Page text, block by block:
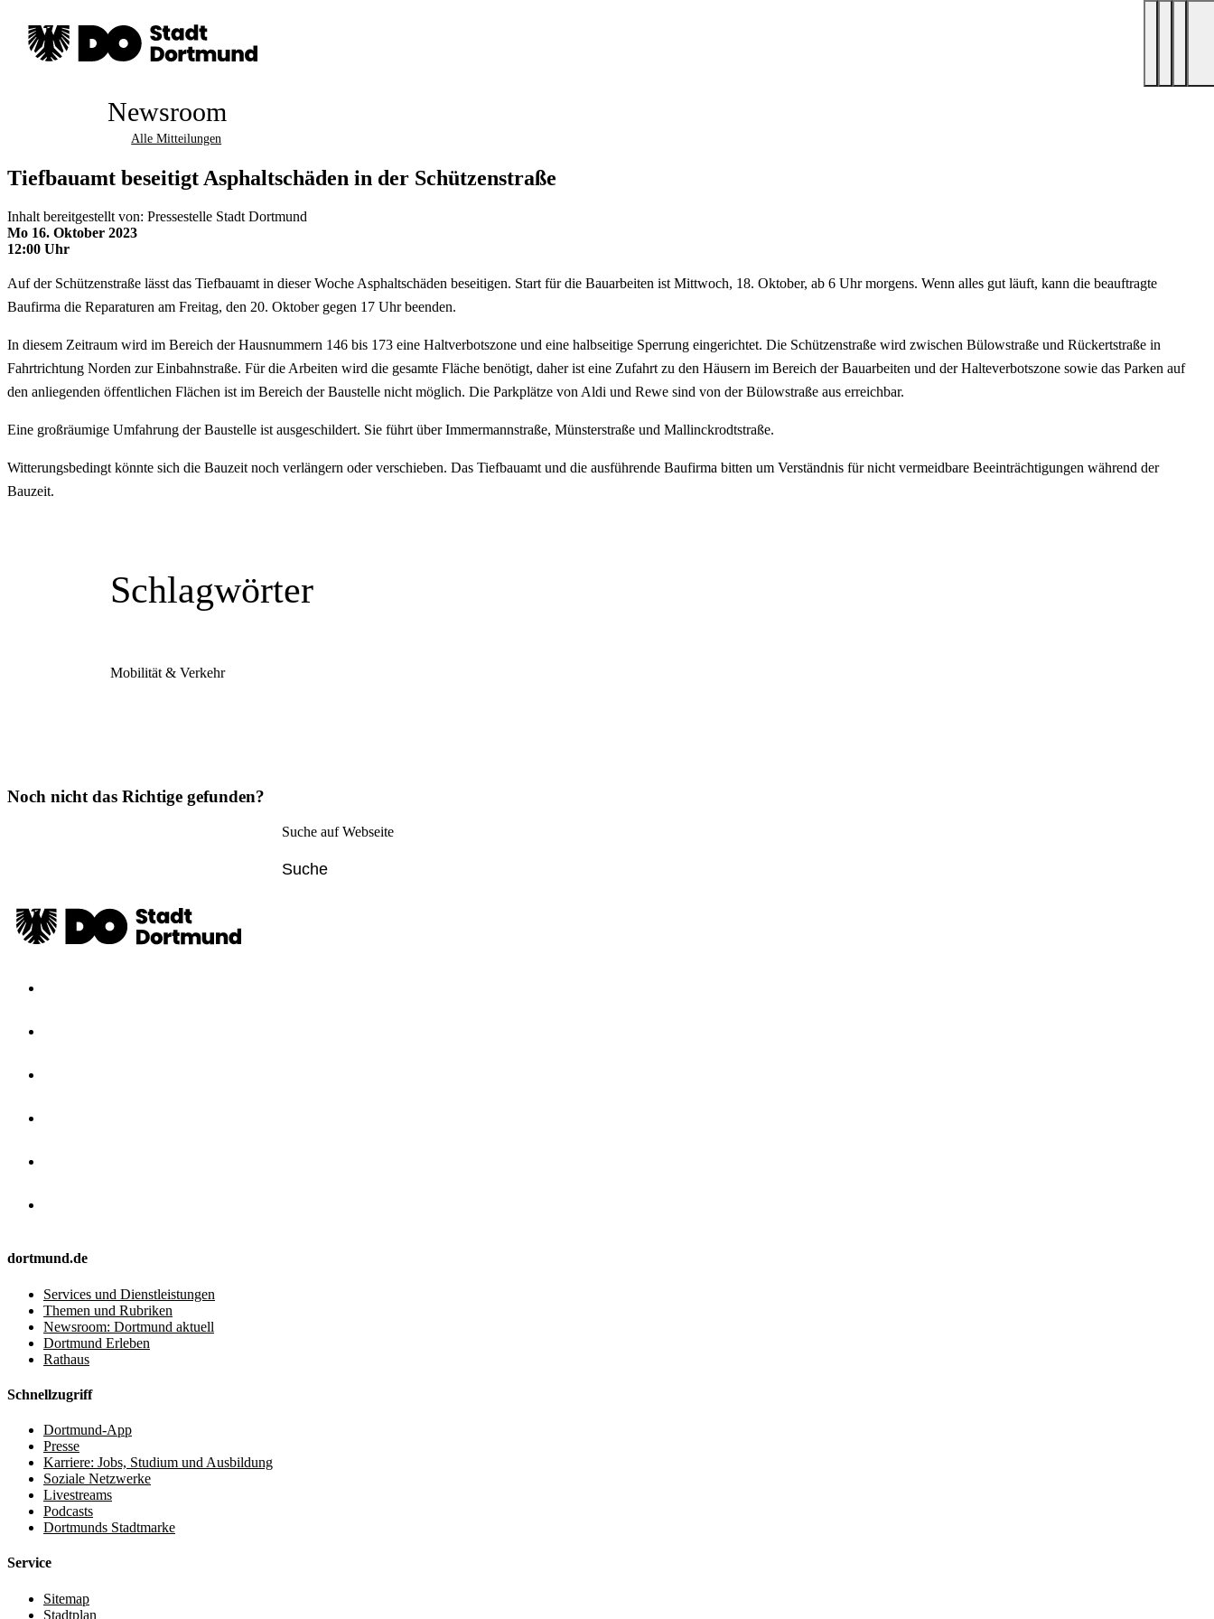
Newsroom
Alle Mitteilungen
Tiefbauamt beseitigt Asphaltschäden in der Schützenstraße
Inhalt bereitgestellt von: Pressestelle Stadt Dortmund
Mo 16. Oktober 2023
12:00 Uhr
Auf der Schützenstraße lässt das Tiefbauamt in dieser Woche Asphaltschäden beseitigen. Start für die Bauarbeiten ist Mittwoch, 18. Oktober, ab 6 Uhr morgens. Wenn alles gut läuft, kann die beauftragte
Baufirma die Reparaturen am Freitag, den 20. Oktober gegen 17 Uhr beenden.
In diesem Zeitraum wird im Bereich der Hausnummern 146 bis 173 eine Haltverbotszone und eine halbseitige Sperrung eingerichtet. Die Schützenstraße wird zwischen Bülowstraße und Rückertstraße in
Fahrtrichtung Norden zur Einbahnstraße. Für die Arbeiten wird die gesamte Fläche benötigt, daher ist eine Zufahrt zu den Häusern im Bereich der Bauarbeiten und der Halteverbotszone sowie das Parken auf
den anliegenden öffentlichen Flächen ist im Bereich der Baustelle nicht möglich. Die Parkplätze von Aldi und Rewe sind von der Bülowstraße aus erreichbar.
Eine großräumige Umfahrung der Baustelle ist ausgeschildert. Sie führt über Immermannstraße, Münsterstraße und Mallinckrodtstraße.
Witterungsbedingt könnte sich die Bauzeit noch verlängern oder verschieben. Das Tiefbauamt und die ausführende Baufirma bitten um Verständnis für nicht vermeidbare Beeinträchtigungen während der
Bauzeit.
Schlagwörter
Mobilität & Verkehr
Noch nicht das Richtige gefunden?
Suche auf Webseite
dortmund.de
Services und Dienstleistungen
Themen und Rubriken
Newsroom: Dortmund aktuell
Dortmund Erleben
Rathaus
Schnellzugriff
Dortmund-App
Presse
Karriere: Jobs, Studium und Ausbildung
Soziale Netzwerke
Livestreams
Podcasts
Dortmunds Stadtmarke
Service
Sitemap
Stadtplan